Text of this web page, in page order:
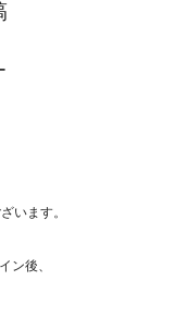
います。
ン後、